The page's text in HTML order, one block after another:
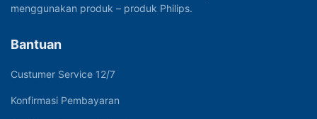
menggunakan produk – produk Philips.
Bantuan
Custumer Service 12/7
Konfirmasi Pembayaran